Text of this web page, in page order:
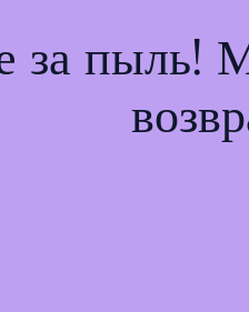
за пыль!